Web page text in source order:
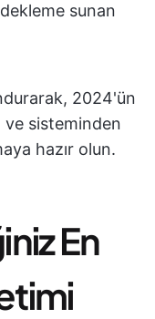
sunan
2024'ün
ve sisteminden
hazır olun.
En